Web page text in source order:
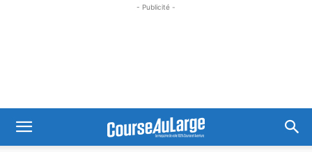
- Publicité -